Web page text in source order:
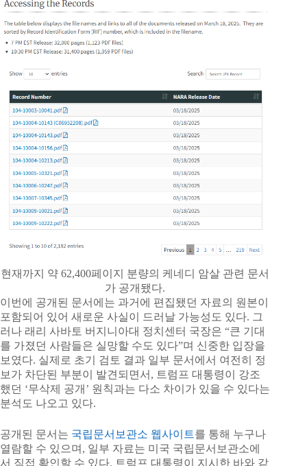
현재까지 약 62,400페이지 분량의 케네디 암살 관련 문서
가 공개됐다.
이번에 공개된 문서에는 과거에 편집됐던 자료의 원본이
포함되어 있어 새로운 사실이 드러날 가능성도 있다. 그
러나 래리 사바토 버지니아대 정치센터 국장은 “큰 기대
를 가졌던 사람들은 실망할 수도 있다”며 신중한 입장을
보였다. 실제로 초기 검토 결과 일부 문서에서 여전히 정
보가 차단된 부분이 발견되면서, 트럼프 대통령이 강조
했던 ‘무삭제 공개’ 원칙과는 다소 차이가 있을 수 있다는
분석도 나오고 있다.
공개된 문서는 국립문서보관소 웹사이트를 통해 누구나
열람할 수 있으며, 일부 자료는 미국 국립문서보관소에
서 직접 확인할 수 있다. 트럼프 대통령이 지시한 바와 같